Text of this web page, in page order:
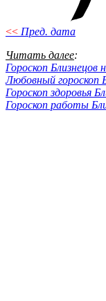
<< Пред. дата
Читать далее:
Гороскоп Близнецов
Любовный гороскоп
Гороскоп здоровья
Гороскоп работы